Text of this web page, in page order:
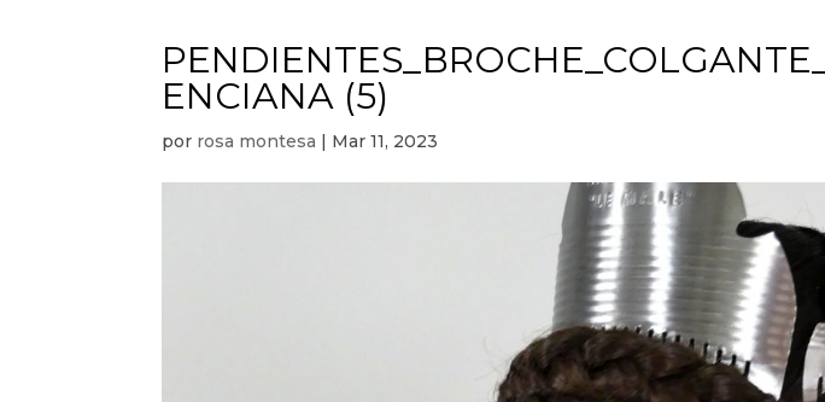
ENCIANA (5)
por rosa montesa | Mar 11, 2023